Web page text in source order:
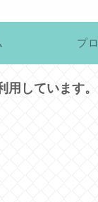
プ
しています。